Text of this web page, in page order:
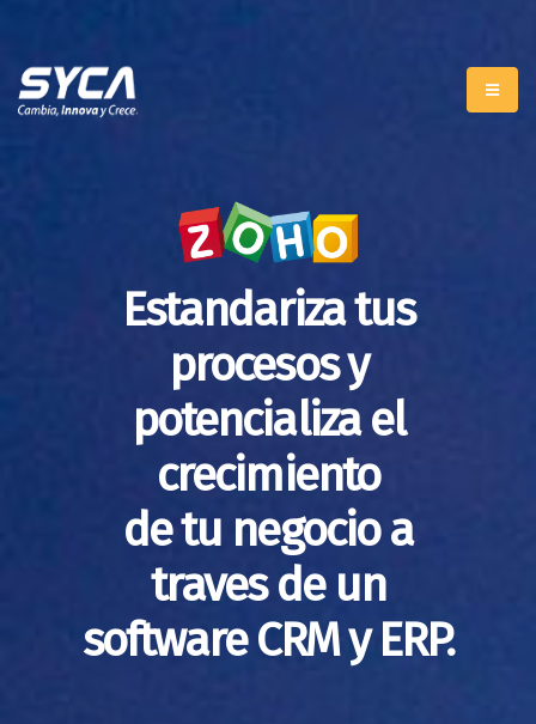
Estandariza tus
procesos y
potencializa el
crecimiento
de tu negocio a
traves de un
software CRM y ERP.